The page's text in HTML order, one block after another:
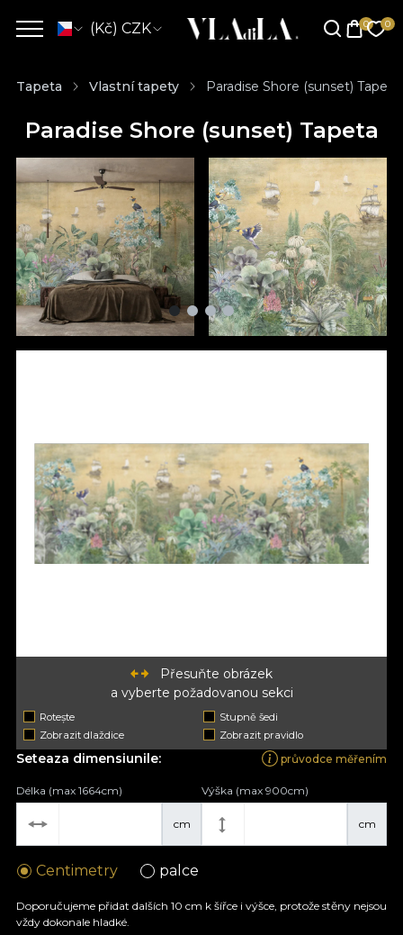
(Kč) CZK
Tapeta Vlastní tapety Paradise Shore (sunset) Tapeta
Paradise Shore (sunset) Tapeta
Přesuňte obrázek
a vyberte požadovanou sekci
Rotește
Stupně šedi
Zobrazit dlaždice
Zobrazit pravidlo
Seteaza dimensiunile: průvodce měřením
cm
Délka (max 1664cm)
cm
Výška (max 900cm)
Centimetry palce
Doporučujeme přidat dalších 10 cm k šířce i výšce, protože stěny nejsou
vždy dokonale hladké.